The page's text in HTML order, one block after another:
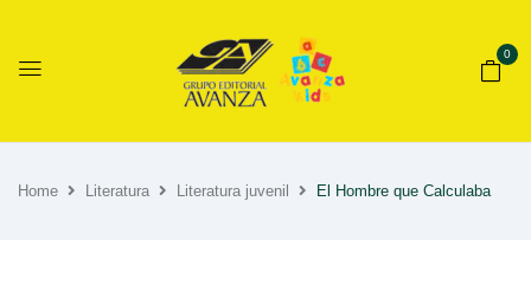
0
Home Literatura Literatura juvenil El Hombre que Calculaba